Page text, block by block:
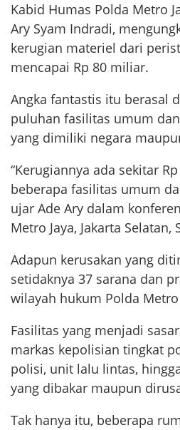
Kabid Humas Polda Metro
Ary Syam Indradi,
kerugian materiel dari
mencapai Rp 80 miliar.
Angka fantastis itu berasal
puluhan fasilitas umum
yang dimiliki negara
“Kerugiannya ada sekitar
beberapa fasilitas umum
ujar Ade Ary dalam
Metro Jaya, Jakarta Selatan,
Adapun kerusakan yang
setidaknya 37 sarana dan
wilayah hukum Polda Metro
Fasilitas yang menjadi
markas kepolisian tingkat
polisi, unit lalu lintas,
yang dibakar maupun
Tak hanya itu, beberapa